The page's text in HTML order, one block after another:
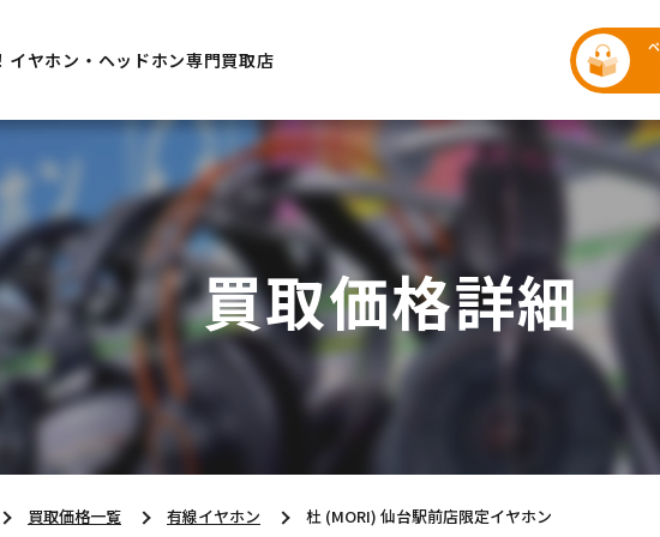
イヤホン・ヘッドホン専門買取店
買取価格詳細
買取価格一覧 有線イヤホン 杜 (MORI) 仙台駅前店限定イヤホン